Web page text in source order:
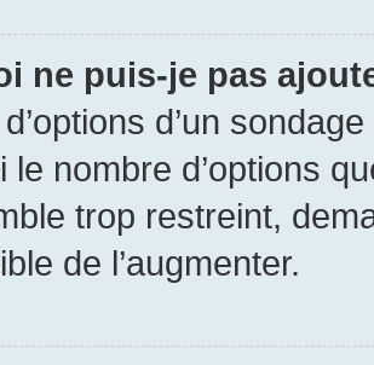
ne puis-je pas
d’un
le nombre d’options
trop restreint,
de l’augmenter.